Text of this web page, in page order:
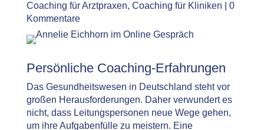
Coaching für Arztpraxen, Coaching für Kliniken
0
Kommentare
Persönliche Coaching-Erfahrungen
Das Gesundheitswesen in Deutschland steht vor
großen Herausforderungen. Daher verwundert es
nicht, dass Leitungspersonen neue Wege gehen,
um ihre Aufgabenfülle zu meistern. Eine